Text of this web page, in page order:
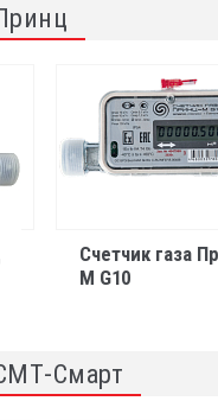
Счетчик газа
М G10
Смарт